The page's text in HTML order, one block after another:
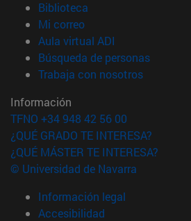
Biblioteca
Mi correo(abre en nueva
Aula virtual ADI
Búsqueda de personas(abre
Trabaja con nosotros(abre en
Información
TFNO +34 948 42 56 00
¿QUÉ GRADO TE INTERESA?
¿QUÉ MÁSTER TE INTERESA?
© Universidad de Navarra
Información legal
Accesibilidad